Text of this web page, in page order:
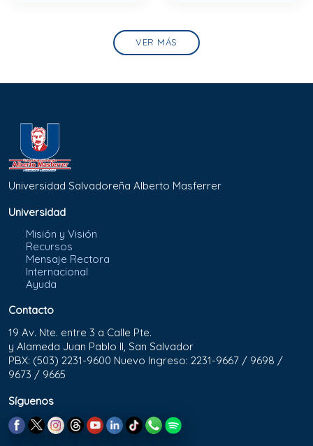
VER MÁS
Universidad Salvadoreña Alberto Masferrer
Universidad
Misión y Visión
Recursos
Mensaje Rectora
Internacional
Ayuda
Contacto
19 Av. Nte. entre 3 a Calle Pte.
y Alameda Juan Pablo II, San Salvador
PBX: (503) 2231-9600 Nuevo Ingreso: 2231-9667 / 9698 /
9673 / 9665
Síguenos